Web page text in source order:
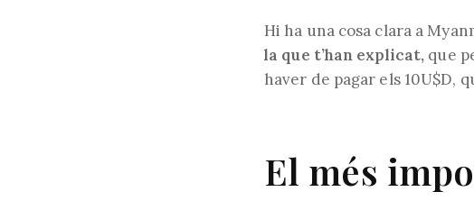
Hi ha una cosa clara a
la que t’han explicat, que
haver de pagar els 10U$D,
El més